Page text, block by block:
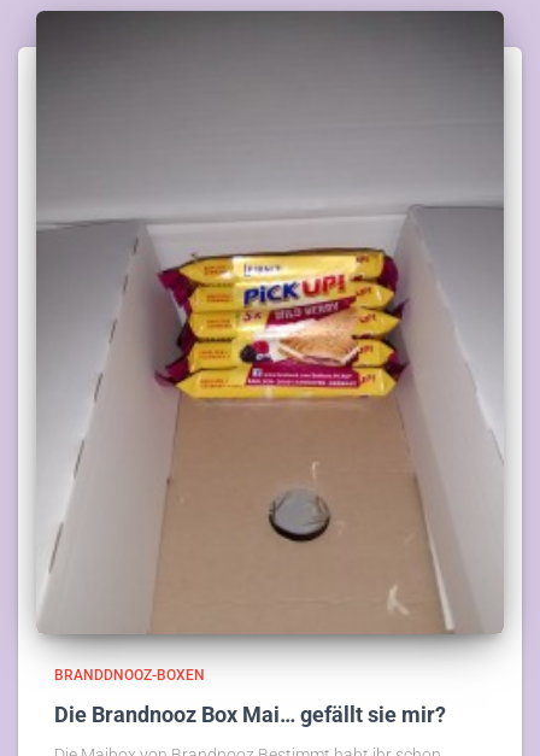
BRANDDNOOZ-BOXEN
Die Brandnooz Box Mai… gefällt sie mir?